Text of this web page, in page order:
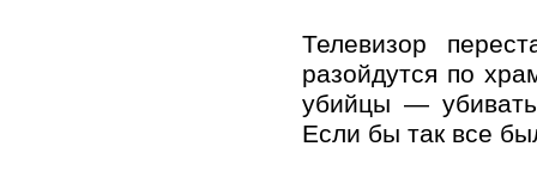
Телевизор
разойдутся по
убийцы —
Если бы так все